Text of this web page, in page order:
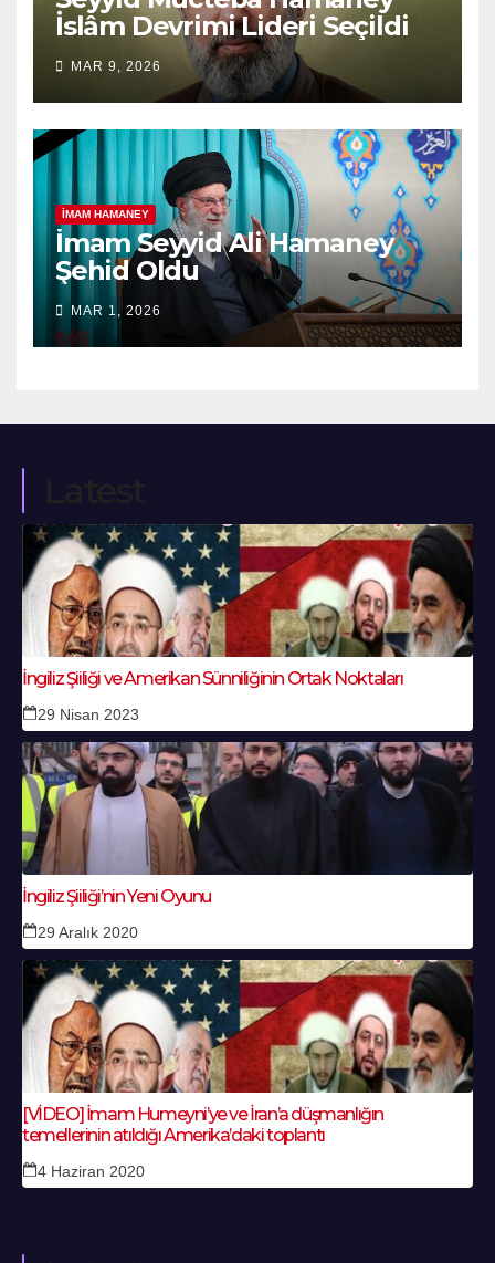
İslâm Devrimi Lideri Seçildi
MAR 9, 2026
İMAM HAMANEY
İmam Seyyid Ali Hamaney
Şehid Oldu
MAR 1, 2026
İngiliz Şiiliği ve Amerikan Sünniliğinin Ortak Noktaları
29 Nisan 2023
İngiliz Şiiliği’nin Yeni Oyunu
29 Aralık 2020
[VİDEO] İmam Humeyni’ye ve İran’a düşmanlığın
temellerinin atıldığı Amerika’daki toplantı
4 Haziran 2020